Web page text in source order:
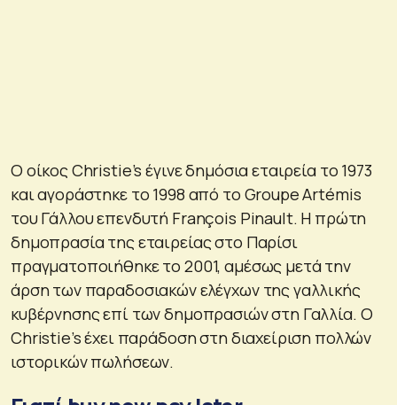
Ο οίκος Christie’s έγινε δημόσια εταιρεία το 1973
και αγοράστηκε το 1998 από το Groupe Artémis
του Γάλλου επενδυτή François Pinault. Η πρώτη
δημοπρασία της εταιρείας στο Παρίσι
πραγματοποιήθηκε το 2001, αμέσως μετά την
άρση των παραδοσιακών ελέγχων της γαλλικής
κυβέρνησης επί των δημοπρασιών στη Γαλλία. Ο
Christie’s έχει παράδοση στη διαχείριση πολλών
ιστορικών πωλήσεων.